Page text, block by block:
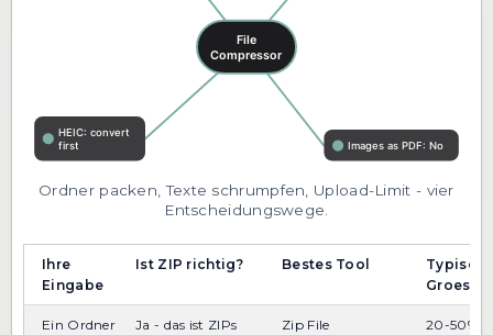
Ordner packen, Texte schrumpfen, Upload-Limit - vier
Entscheidungswege.
Ihre
Eingabe
Ist ZIP richtig? Bestes Tool
Ein Ordner
Ja - das ist ZIPs
Zip File 20-50%